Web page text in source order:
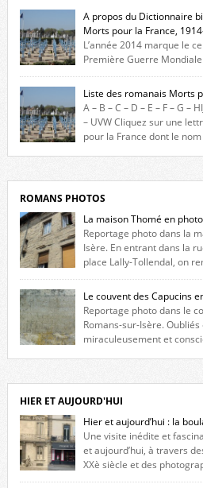
A propos du Dictionnaire
Morts pour la France,
L’année 2014 marque le
Première Guerre
biographique veut rendre hommage aux
France durant ce conflit. La base de
constituée des noms gravés sur les
l’Hôtel de Ville, du lycée du Dauphiné et
Liste des romanais Morts
A – B – C – D – E – F – G –
– UVW Cliquez sur une
pour la France dont le
ROMANS PHOTOS
La maison Thomé en
Reportage photo dans la
Isère. En entrant dans la
place Lally-Tollendal, on
maison construite au XVIè siècle. Les
fenêtres jumelles à meneaux. Entre ces
niche qui contient une statue de la Vierge.
Le couvent des Capucins
Reportage photo dans le
Romans-sur-Isère.
miraculeusement et
l’histoire de la redécouverte de vestiges
retour sur l’histoire […]
HIER ET AUJOURD'HUI
Hier et aujourd’hui : la
Une visite inédite et
et aujourd’hui, à travers
XXè siècle et des
exactement dans le même cadre ! A